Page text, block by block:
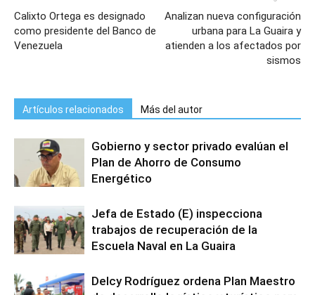
Calixto Ortega es designado
como presidente del Banco de
Venezuela
Analizan nueva configuración
urbana para La Guaira y
atienden a los afectados por
sismos
Artículos relacionados Más del autor
Gobierno y sector privado evalúan el
Plan de Ahorro de Consumo
Energético
Jefa de Estado (E) inspecciona
trabajos de recuperación de la
Escuela Naval en La Guaira
Delcy Rodríguez ordena Plan Maestro